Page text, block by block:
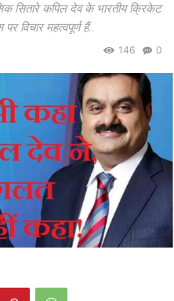
सितारे कपिल देव के भारतीय क्रिकेट
विचार महत्वपूर्ण हैं..
0
146